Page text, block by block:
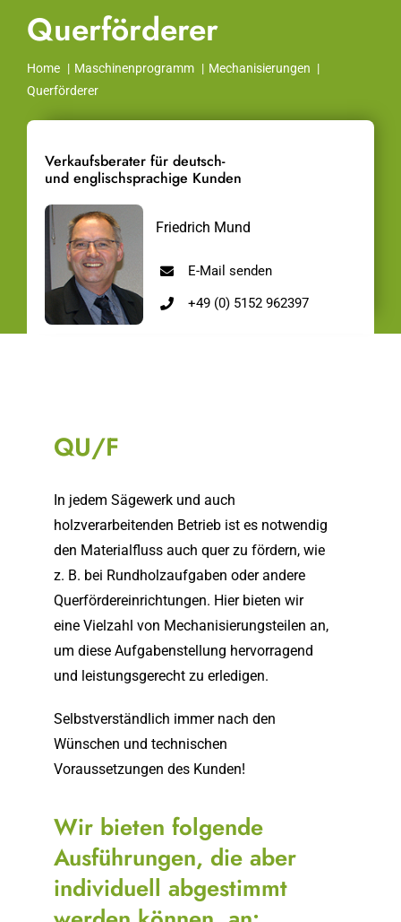
Querförderer
Home Maschinenprogramm
Mechanisierungen
Querförderer
Verkaufsberater für deutsch-
und englischsprachige Kunden
Friedrich Mund
E-Mail senden
+49 (0) 5152 962397
QU/F
In jedem Sägewerk und auch
holzverarbeitenden Betrieb ist es notwendig
den Materialfluss auch quer zu fördern, wie
z. B. bei Rundholzaufgaben oder andere
Querfördereinrichtungen. Hier bieten wir
eine Vielzahl von Mechanisierungsteilen an,
um diese Aufgabenstellung hervorragend
und leistungsgerecht zu erledigen.
Selbstverständlich immer nach den
Wünschen und technischen
Voraussetzungen des Kunden!
Wir bieten folgende
Ausführungen, die aber
individuell abgestimmt